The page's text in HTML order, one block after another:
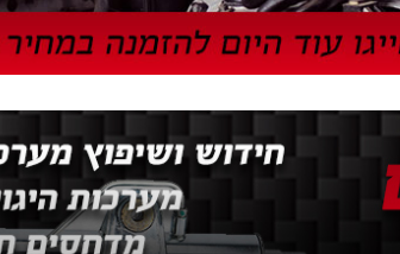
תושבות + פולים מנוע